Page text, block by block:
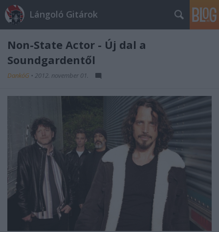
Lángoló Gitárok
Non-State Actor - Új dal a
Soundgardentől
DankóG • 2012. november 01.